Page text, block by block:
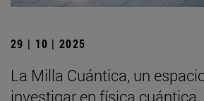
29 | 10 | 2025
La Milla Cuántica, un
investigar en física cuántica